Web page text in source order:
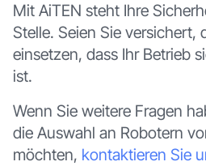
Mit AiTEN steht Ihre
Stelle. Seien Sie versichert,
einsetzen, dass Ihr Betrieb
ist.
Wenn Sie weitere Fragen
die Auswahl an Robotern
möchten, kontaktieren Sie